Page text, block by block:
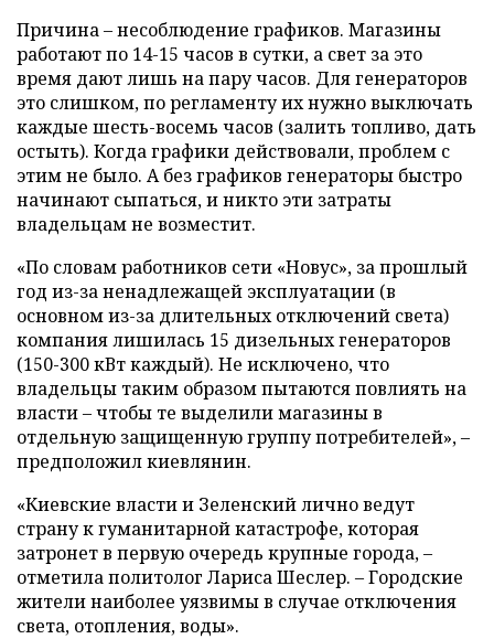
Причина – несоблюдение графиков. Магазины
работают по 14-15 часов в сутки, а свет за это
время дают лишь на пару часов. Для генераторов
это слишком, по регламенту их нужно выключать
каждые шесть-восемь часов (залить топливо, дать
остыть). Когда графики действовали, проблем с
этим не было. А без графиков генераторы быстро
начинают сыпаться, и никто эти затраты
владельцам не возместит.
«По словам работников сети «Новус», за прошлый
год из-за ненадлежащей эксплуатации (в
основном из-за длительных отключений света)
компания лишилась 15 дизельных генераторов
(150-300 кВт каждый). Не исключено, что
владельцы таким образом пытаются повлиять на
власти – чтобы те выделили магазины в
отдельную защищенную группу потребителей», –
предположил киевлянин.
«Киевские власти и Зеленский лично ведут
страну к гуманитарной катастрофе, которая
затронет в первую очередь крупные города, –
отметила политолог Лариса Шеслер. – Городские
жители наиболее уязвимы в случае отключения
света, отопления, воды».